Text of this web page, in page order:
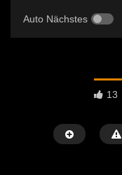
Auto Nächstes
13